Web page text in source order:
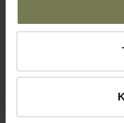
KWC forbruser til bord
S-tud, to-huls
Din pris (ekskl. moms)